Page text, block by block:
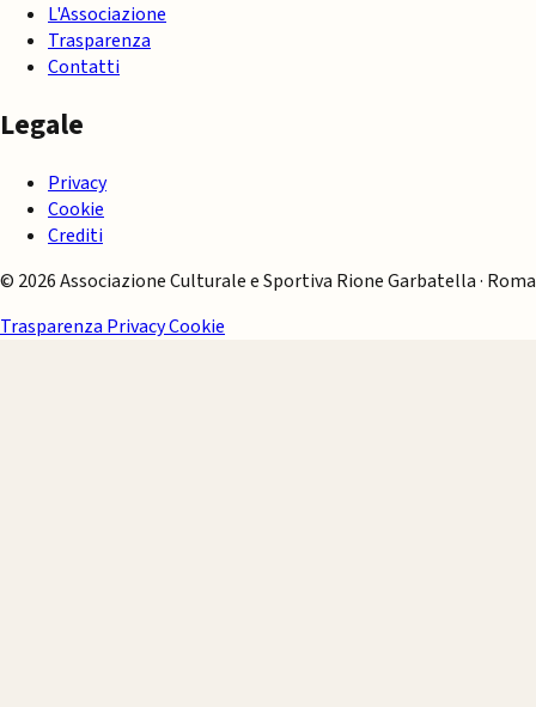
L'Associazione
Trasparenza
Contatti
Legale
Privacy
Cookie
Crediti
© 2026 Associazione Culturale e Sportiva Rione Garbatella · Roma
Trasparenza PrivacyCookie